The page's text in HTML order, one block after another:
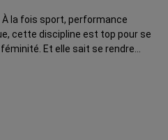
À la fois sport, performance
cette discipline est top pour se
Et elle sait se rendre